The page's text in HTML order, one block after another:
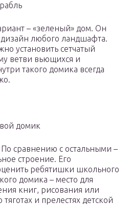
– «зеленый» дом. Он
любого ландшафта.
установить сетчатый
ветви вьющихся и
такого домика всегда
домик
сравнению с остальными –
строение. Его
ребятишки школьного
домика – место для
книг, рисования или
и прелестях детской